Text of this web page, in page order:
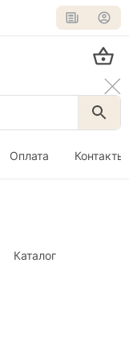
Оплата Контакты
Каталог